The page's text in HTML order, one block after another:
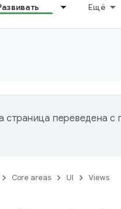
Ещё
страница переведена
Core areas UI Views